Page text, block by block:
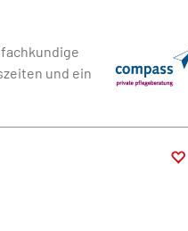
und ein